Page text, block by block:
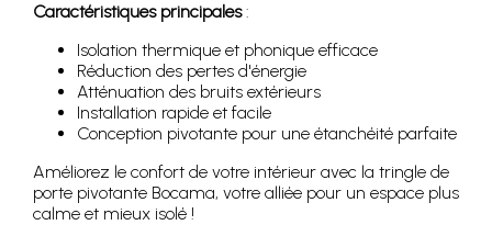
Caractéristiques principales:
Isolation thermique et phonique efficace
Réduction des pertes d'énergie
Atténuation des bruits extérieurs
Installation rapide et facile
Conception pivotante pour une étanchéité parfaite
Améliorez le confort de votre intérieur avec la tringle de
porte pivotante Bocama, votre alliée pour un espace plus
calme et mieux isolé !